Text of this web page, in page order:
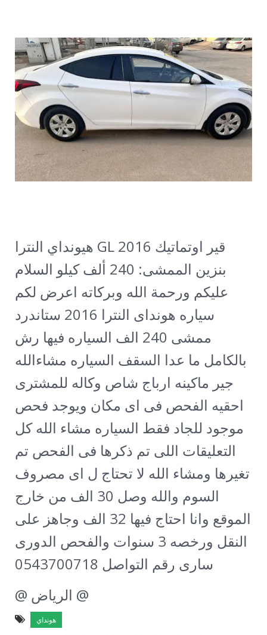
هيونداي النترا GL 2016 قير اوتماتيك
بنزين الممشى: 240 ألف كيلو
السلام
عليكم ورحمة الله وبركاته اعرض لكم
سياره هونداى النترا 2016 ستاندرد
ممشى 240 الف السياره فيها رش
بالكامل ما عدا السقف السياره مشاءالله
جير ماكينه ارباج شاص وكاله للمشترى
احقيه الفحص فى اى مكان ويوجد فحص
موجود للجاد فقط السياره مشاء الله كل
التعليقات اللى تم ذكرها فى الفحص تم
تغيرها ومشاء الله لا تحتاج ل اى مصروف
السوم والله وصل 30 الف من خارج
الموقع وانا احتاج فيها 32 الف وجاهز على
النقل ورخصه 3 سنوات والفحص الدورى
سارى رقم التواصل 0543700718
@ الرياض @
هونداي